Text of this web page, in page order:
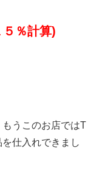
％計算)
うこのお店ではT
仕入れできまし